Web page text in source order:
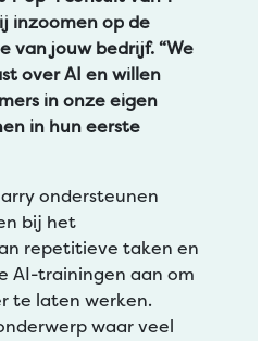
inzoomen op de
van jouw bedrijf. “We
over AI en willen
in onze eigen
in hun eerste
ondersteunen
bij het
repetitieve taken en
AI-trainingen aan om
te laten werken.
waar veel